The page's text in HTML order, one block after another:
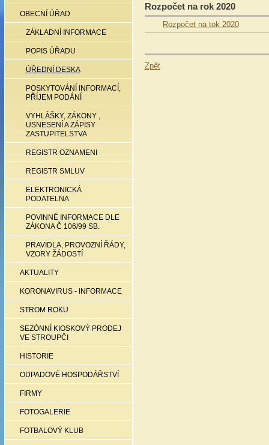
OBECNÍ ÚŘAD
ZÁKLADNÍ INFORMACE
POPIS ÚŘADU
ÚŘEDNÍ DESKA
POSKYTOVÁNÍ INFORMACÍ,
PŘÍJEM PODÁNÍ
VYHLÁŠKY, ZÁKONY ,
USNESENÍ A ZÁPISY
ZASTUPITELSTVA
REGISTR OZNAMENI
REGISTR SMLUV
ELEKTRONICKÁ
PODATELNA
POVINNÉ INFORMACE DLE
ZÁKONA Č 106/99 SB.
PRAVIDLA, PROVOZNÍ ŘÁDY,
VZORY ŽÁDOSTÍ
AKTUALITY
KORONAVIRUS - INFORMACE
STROM ROKU
SEZÓNNÍ KIOSKOVÝ PRODEJ
VE STROUPČI
HISTORIE
ODPADOVÉ HOSPODÁŘSTVÍ
FIRMY
FOTOGALERIE
FOTBALOVÝ KLUB
Rozpočet na rok 2020
Rozpočet na tok 2020
Zpět